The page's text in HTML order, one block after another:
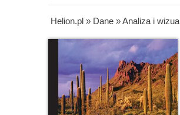
Helion.pl » Dane »Analiza i